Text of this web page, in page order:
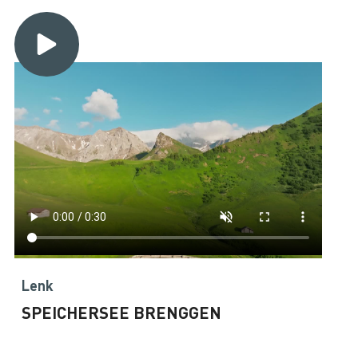
Lenk
SPEICHERSEE BRENGGEN